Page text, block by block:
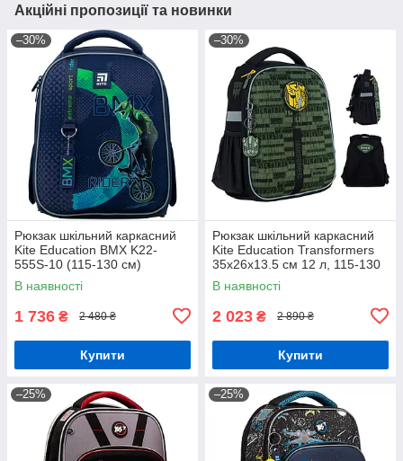
Акційні пропозиції та новинки
–30%
Рюкзак шкільний каркасний
Kite Education BMX K22-
555S-10 (115-130 см)
В наявності
1 736 ₴ 2 480 ₴
Купити
–30%
Рюкзак шкільний каркасний
Kite Education Transformers
35x26x13.5 см 12 л, 115-130
см (TF24-555S)
В наявності
2 023 ₴ 2 890 ₴
Купити
–25% –25%